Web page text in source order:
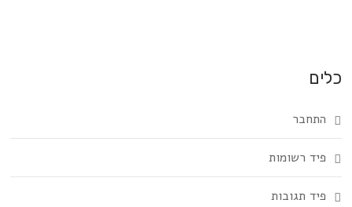
כלים
התחבר
פיד רשומות
פיד תגובות